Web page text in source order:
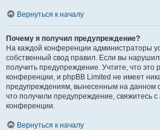
Вернуться к началу
Почему я получил предупреждение?
На каждой конференции администраторы
собственный свод правил. Если вы
получить предупреждение. Учтите, что
конференции, и phpBB Limited не имеет
предупреждениям, вынесенным на данном
что получили предупреждение, свяжитесь
конференции.
Вернуться к началу